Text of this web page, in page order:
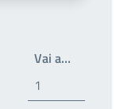
pagina
Vai a…